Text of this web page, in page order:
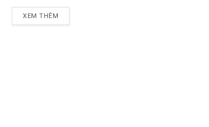
XEM THÊM